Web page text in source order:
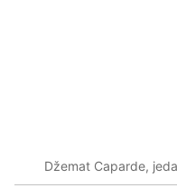
Džemat Caparde,